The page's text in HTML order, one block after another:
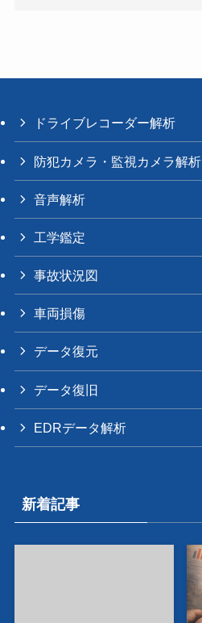
ドライブレコーダー解析
防犯カメラ・監視カメラ解析
音声解析
工学鑑定
事故状況図
車両損傷
データ復元
データ復旧
EDRデータ解析
新着記事